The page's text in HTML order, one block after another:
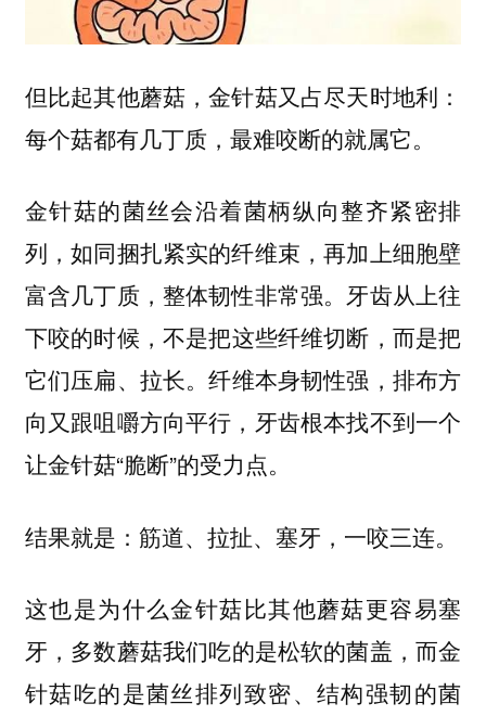
但比起其他蘑菇，金针菇又占尽天时地利：
每个菇都有几丁质，最难咬断的就属它。
金针菇的菌丝会沿着菌柄纵向整齐紧密排
列，如同捆扎紧实的纤维束，再加上细胞壁
富含几丁质，整体韧性非常强。牙齿从上往
下咬的时候， 不是把这些纤维切断，而是把
它们压扁、拉长。纤维本身韧性强，排布方
向又跟咀嚼方向平行，牙齿根本找不到一个
让金针菇“脆断”的受力点。
结果就是：筋道、拉扯、塞牙，一咬三连。
这也是为什么金针菇比其他蘑菇更容易塞
牙， 多数蘑菇我们吃的是松软的菌盖，而金
针菇吃的是菌丝排列致密、结构强韧的菌